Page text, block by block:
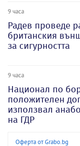
9 часа
Радев проведе
британския
за сигурността
9 часа
Национал по
положителен
използвал
на ГДР
Оферта от Grabo.bg